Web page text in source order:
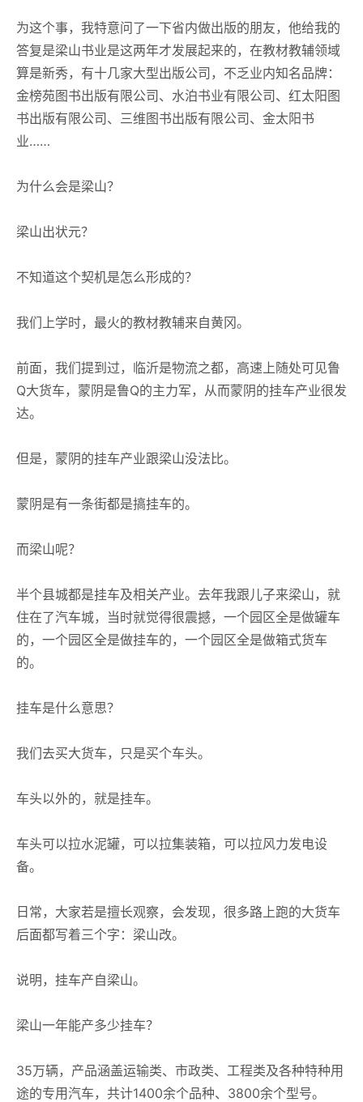
为这个事，我特意问了一下省内做出版的朋友，他给我的
答复是梁山书业是这两年才发展起来的，在教材教辅领域
算是新秀，有十几家大型出版公司，不乏业内知名品牌：
金榜苑图书出版有限公司、水泊书业有限公司、红太阳图
书出版有限公司、三维图书出版有限公司、金太阳书
业……
为什么会是梁山？
梁山出状元？
不知道这个契机是怎么形成的？
我们上学时，最火的教材教辅来自黄冈。
前面，我们提到过，临沂是物流之都，高速上随处可见鲁
Q大货车，蒙阴是鲁Q的主力军，从而蒙阴的挂车产业很发
达。
但是，蒙阴的挂车产业跟梁山没法比。
蒙阴是有一条街都是搞挂车的。
而梁山呢？
半个县城都是挂车及相关产业。去年我跟儿子来梁山，就
住在了汽车城，当时就觉得很震撼，一个园区全是做罐车
的，一个园区全是做挂车的，一个园区全是做箱式货车
的。
挂车是什么意思？
我们去买大货车，只是买个车头。
车头以外的，就是挂车。
车头可以拉水泥罐，可以拉集装箱，可以拉风力发电设
备。
日常，大家若是擅长观察，会发现，很多路上跑的大货车
后面都写着三个字：梁山改。
说明，挂车产自梁山。
梁山一年能产多少挂车？
35万辆，产品涵盖运输类、市政类、工程类及各种特种用
途的专用汽车，共计1400余个品种、3800余个型号。